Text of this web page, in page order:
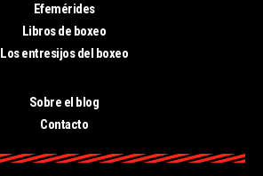
Efemérides
Libros de boxeo
Los entresijos del boxeo
Sobre el blog
Contacto